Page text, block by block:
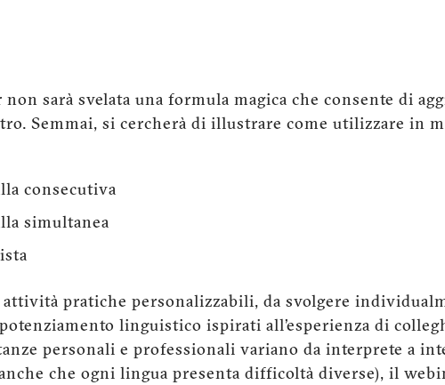
sarà svelata una formula magica che consente di
Semmai, si cercherà di illustrare come utilizzare in
consecutiva
simultanea
attività pratiche personalizzabili, da svolgere
linguistico ispirati all’esperienza di
personali e professionali variano da interprete a
che ogni lingua presenta difficoltà diverse), il